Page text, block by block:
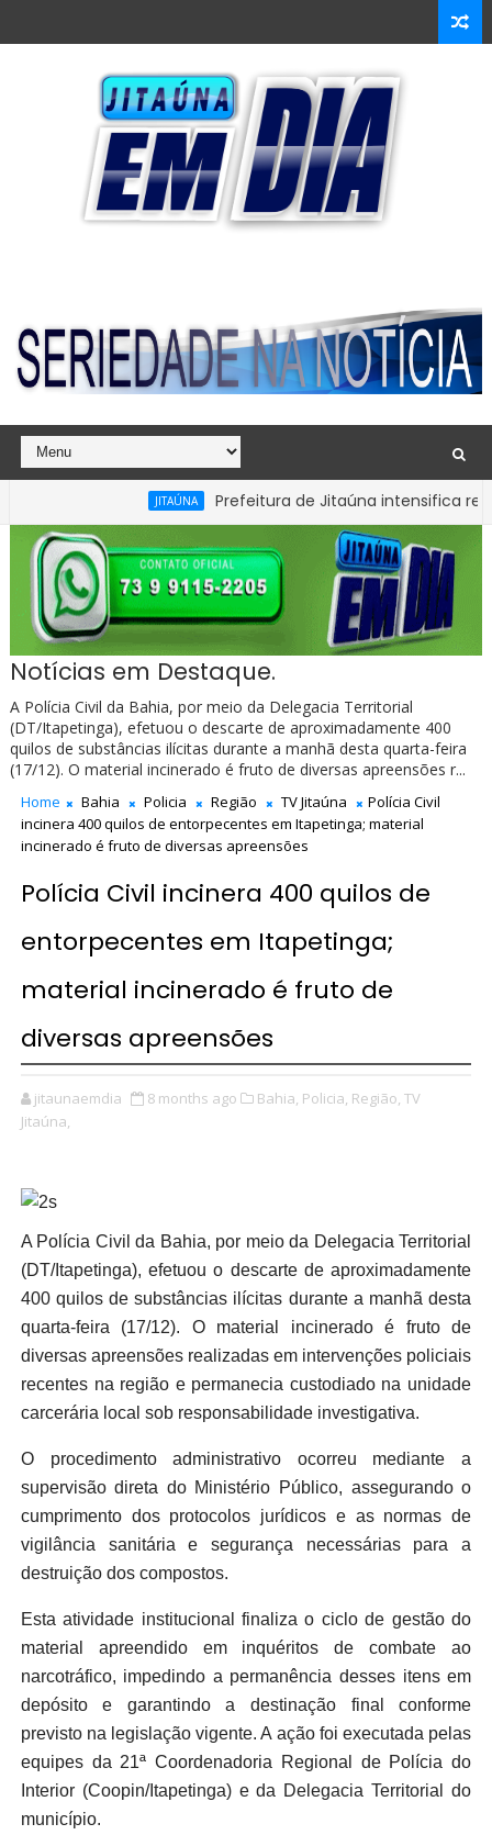
Prefeitura de Jitaúna intensifica
1ª Carteira Nacional de Habilitação na Bahia
Notícias em Destaque.
A Polícia Civil da Bahia, por meio da Delegacia Territorial
(DT/Itapetinga), efetuou o descarte de aproximadamente 400
quilos de substâncias ilícitas durante a manhã desta quarta-feira
(17/12). O material incinerado é fruto de diversas apreensões r...
Home Bahia Policia Região TV Jitaúna
Polícia Civil
incinera 400 quilos de entorpecentes em Itapetinga; material
incinerado é fruto de diversas apreensões
Polícia Civil incinera 400 quilos de
entorpecentes em Itapetinga;
material incinerado é fruto de
diversas apreensões
jitaunaemdia 8 months ago Bahia, Policia, Região, TV
Jitaúna,
A Polícia Civil da Bahia, por meio da Delegacia Territorial
(DT/Itapetinga), efetuou o descarte de aproximadamente
400 quilos de substâncias ilícitas durante a manhã desta
quarta-feira (17/12). O material incinerado é fruto de
diversas apreensões realizadas em intervenções policiais
recentes na região e permanecia custodiado na unidade
carcerária local sob responsabilidade investigativa.
O procedimento administrativo ocorreu mediante a
supervisão direta do Ministério Público, assegurando o
cumprimento dos protocolos jurídicos e as normas de
vigilância sanitária e segurança necessárias para a
destruição dos compostos.
Esta atividade institucional finaliza o ciclo de gestão do
material apreendido em inquéritos de combate ao
narcotráfico, impedindo a permanência desses itens em
depósito e garantindo a destinação final conforme
previsto na legislação vigente. A ação foi executada pelas
equipes da 21ª Coordenadoria Regional de Polícia do
Interior (Coopin/Itapetinga) e da Delegacia Territorial do
município.